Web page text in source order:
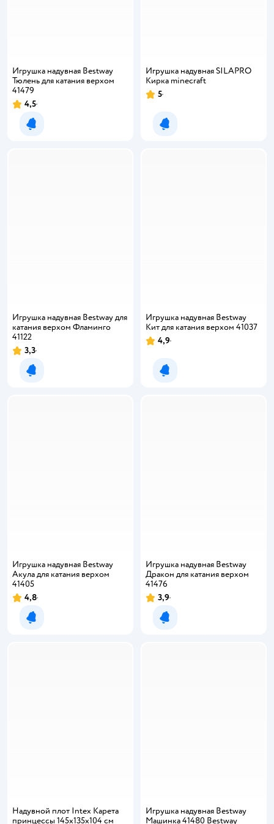
Игрушка надувная Bestway
Тюлень для катания верхом
41479
Рейтинг:
4,5
Уведомить о появлении
Игрушка надувная SILAPRO
Кирка minecraft
Рейтинг:
5
Уведомить о появлении
Игрушка надувная Bestway для
катания верхом Фламинго
41122
Рейтинг:
3,3
Уведомить о появлении
Игрушка надувная Bestway
Кит для катания верхом 41037
Рейтинг:
4,9
Уведомить о появлении
Игрушка надувная Bestway
Акула для катания верхом
41405
Рейтинг:
4,8
Уведомить о появлении
Игрушка надувная Bestway
Дракон для катания верхом
41476
Рейтинг:
3,9
Уведомить о появлении
Надувной плот Intex Карета
принцессы 145х135х104 см
Игрушка надувная Bestway
Машинка 41480 Bestway